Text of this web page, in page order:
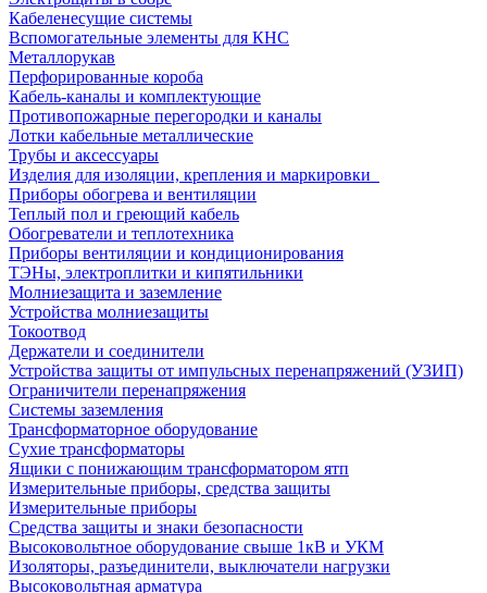
Кабеленесущие системы
Вспомогательные элементы для КНС
Металлорукав
Перфорированные короба
Кабель-каналы и комплектующие
Противопожарные перегородки и каналы
Лотки кабельные металлические
Трубы и аксессуары
Изделия для изоляции, крепления и маркировки
Приборы обогрева и вентиляции
Теплый пол и греющий кабель
Обогреватели и теплотехника
Приборы вентиляции и кондиционирования
ТЭНы, электроплитки и кипятильники
Молниезащита и заземление
Устройства молниезащиты
Токоотвод
Держатели и соединители
Устройства защиты от импульсных перенапряжений (УЗИП)
Ограничители перенапряжения
Системы заземления
Трансформаторное оборудование
Сухие трансформаторы
Ящики с понижающим трансформатором ятп
Измерительные приборы, средства защиты
Измерительные приборы
Средства защиты и знаки безопасности
Высоковольтное оборудование свыше 1кВ и УКМ
Изоляторы, разъединители, выключатели нагрузки
Высоковольтная арматура